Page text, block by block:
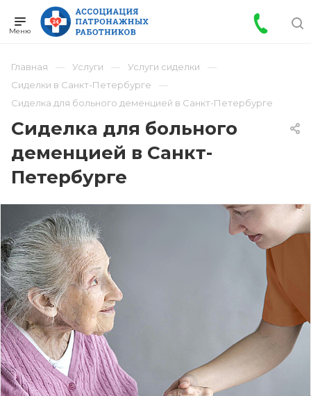
Главная Услуги
Услуги сиделки
Сиделки в Санкт-Петербурге
Сиделка для больного деменцией в Санкт-Петербурге
Сиделка для больного
деменцией в Санкт-
Петербурге